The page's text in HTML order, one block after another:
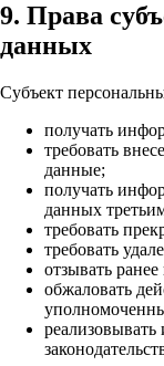
9. Права
данных
Субъект
получать
требовать
данные;
получать
данных
требовать
требовать
отзывать
обжаловать